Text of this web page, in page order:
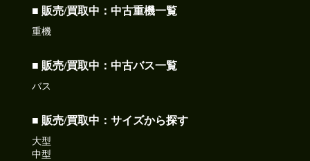
■ 販売/買取中：中古重機一覧
重機
■ 販売/買取中：中古バス一覧
バス
■ 販売/買取中：サイズから探す
大型
中型